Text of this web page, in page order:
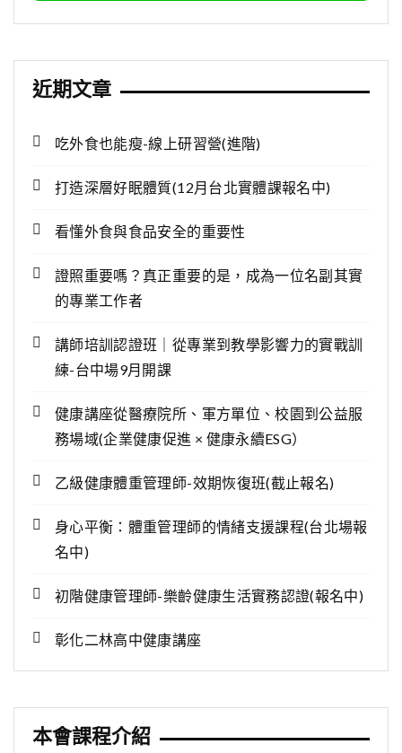
近期文章
吃外食也能瘦-線上研習營(進階)
打造深層好眠體質(12月台北實體課報名中)
看懂外食與食品安全的重要性
證照重要嗎？真正重要的是，成為一位名副其實
的專業工作者
講師培訓認證班｜從專業到教學影響力的實戰訓
練-台中場9月開課
健康講座從醫療院所、軍方單位、校園到公益服
務場域(企業健康促進 × 健康永續ESG）
乙級健康體重管理師-效期恢復班(截止報名)
身心平衡：體重管理師的情緒支援課程(台北場報
名中)
初階健康管理師-樂齡健康生活實務認證(報名中)
彰化二林高中健康講座
本會課程介紹